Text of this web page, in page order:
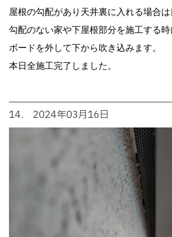
屋根の勾配があり天井裏に入れる場合は
勾配のない家や下屋根部分を施工する時
ボードを外して下から吹き込みます。
本日全施工完了しました。
14. 2024年03月16日